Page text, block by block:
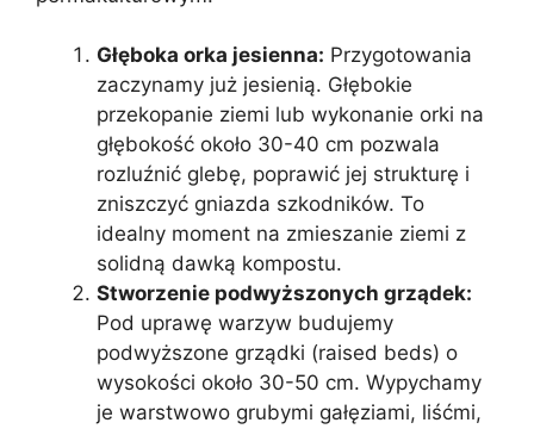
Głęboka orka jesienna: Przygotowania
zaczynamy już jesienią. Głębokie
przekopanie ziemi lub wykonanie orki na
głębokość około 30-40 cm pozwala
rozluźnić glebę, poprawić jej strukturę i
zniszczyć gniazda szkodników. To
idealny moment na zmieszanie ziemi z
solidną dawką kompostu.
Stworzenie podwyższonych grządek:
Pod uprawę warzyw budujemy
podwyższone grządki (raised beds) o
wysokości około 30-50 cm. Wypychamy
je warstwowo grubymi gałęziami, liśćmi,